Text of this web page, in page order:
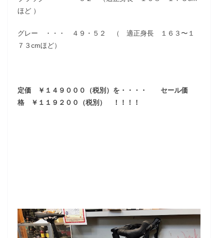
ほど ）
グレー ・・・ ４９・５２ （ 適正身長 １６３〜１
７３cmほど）
定価 ￥１４９０００（税別）を・・・・ セール価
格 ￥１１９２００（税別） ！！！！